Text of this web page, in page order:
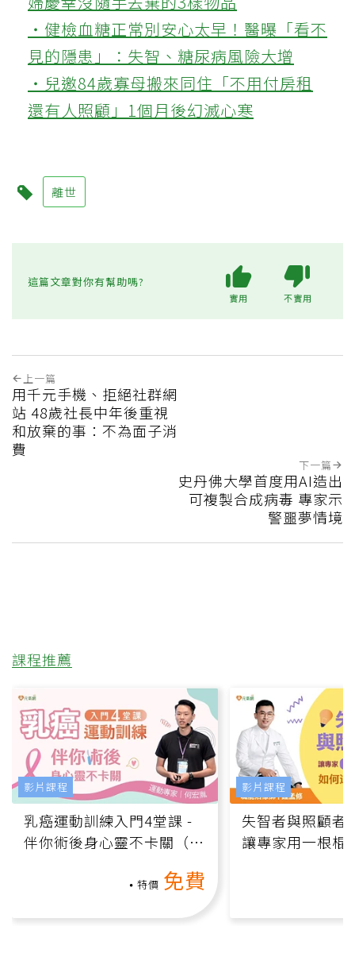
‧健檢血糖正常別安心太早！醫曝「看不
見的隱患」：失智、糖尿病風險大增
‧兒邀84歲寡母搬來同住「不用付房租
還有人照顧」1個月後幻滅心寒
離世
這篇文章對你有幫助嗎?
實用 不實用
上一篇
用千元手機、拒絕社群網
站 48歲社長中年後重視
和放棄的事：不為面子消
費
下一篇
史丹佛大學首度用AI造出
可複製合成病毒 專家示
警噩夢情境
課程推薦
乳癌運動訓練入門4堂課 -
伴你術後身心靈不卡關（線
特價 免費
影片課程
失智者與照顧者
讓專家用一根棍
影片課程